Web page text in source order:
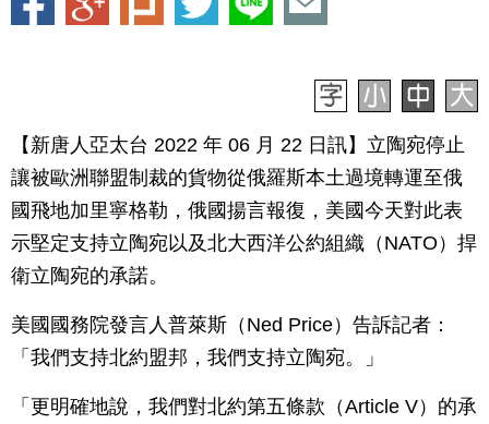
【新唐人亞太台 2022 年 06 月 22 日訊】立陶宛停止
讓被歐洲聯盟制裁的貨物從俄羅斯本土過境轉運至俄
國飛地加里寧格勒，俄國揚言報復，美國今天對此表
示堅定支持立陶宛以及北大西洋公約組織（NATO）捍
衛立陶宛的承諾。
美國國務院發言人普萊斯（Ned Price）告訴記者：
「我們支持北約盟邦，我們支持立陶宛。」
「更明確地說，我們對北約第五條款（Article V）的承